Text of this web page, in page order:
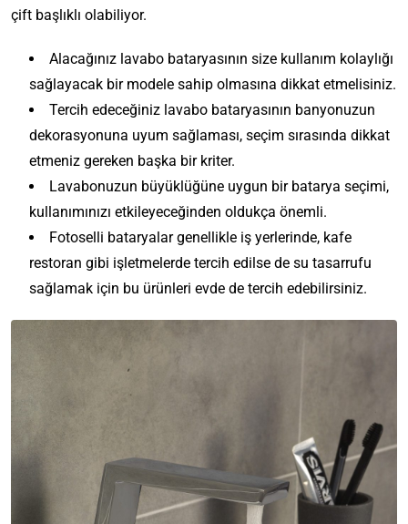
çift başlıklı olabiliyor.
Alacağınız lavabo bataryasının size kullanım kolaylığı
sağlayacak bir modele sahip olmasına dikkat etmelisiniz.
Tercih edeceğiniz lavabo bataryasının banyonuzun
dekorasyonuna uyum sağlaması, seçim sırasında dikkat
etmeniz gereken başka bir kriter.
Lavabonuzun büyüklüğüne uygun bir batarya seçimi,
kullanımınızı etkileyeceğinden oldukça önemli.
Fotoselli bataryalar genellikle iş yerlerinde, kafe
restoran gibi işletmelerde tercih edilse de su tasarrufu
sağlamak için bu ürünleri evde de tercih edebilirsiniz.